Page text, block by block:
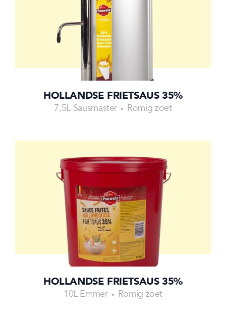
HOLLANDSE FRIETSAUS 35%
7,5L Sausmaster Romig zoet
HOLLANDSE FRIETSAUS 35%
10L Emmer Romig zoet